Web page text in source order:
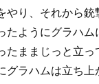
やり、それから
たようにグラハ
たままじっと立
グラハムは立ち